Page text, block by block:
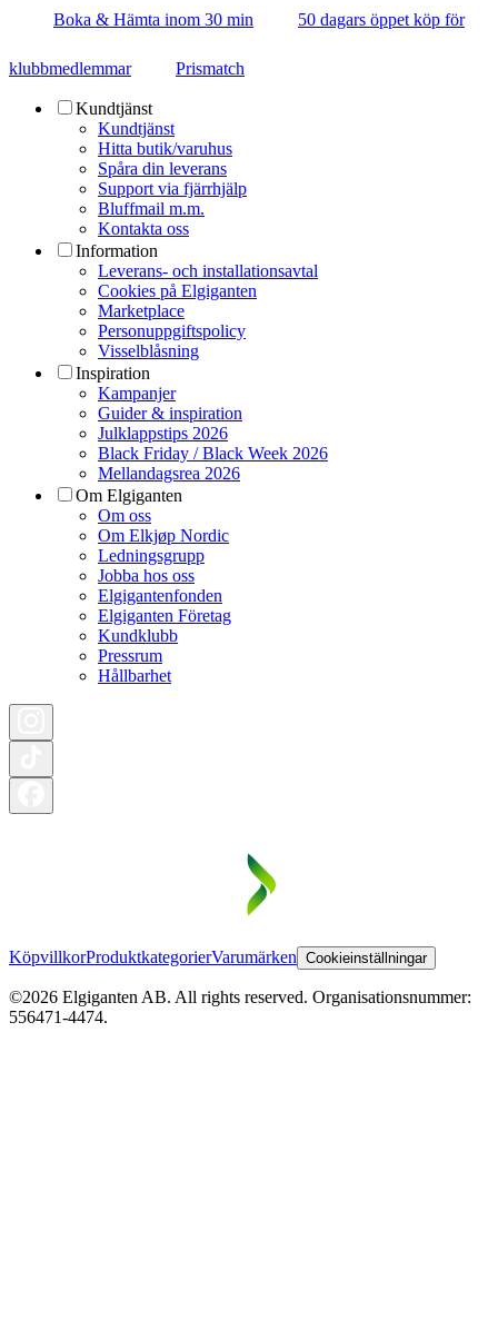
Boka & Hämta inom 30 min 50 dagars öppet köp för
klubbmedlemmar Prismatch
Kundtjänst
Kundtjänst
Hitta butik/varuhus
Spåra din leverans
Support via fjärrhjälp
Bluffmail m.m.
Kontakta oss
Information
Leverans- och installationsavtal
Cookies på Elgiganten
Marketplace
Personuppgiftspolicy
Visselblåsning
Inspiration
Kampanjer
Guider & inspiration
Julklappstips 2026
Black Friday / Black Week 2026
Mellandagsrea 2026
Om Elgiganten
Om oss
Om Elkjøp Nordic
Ledningsgrupp
Jobba hos oss
Elgigantenfonden
Elgiganten Företag
Kundklubb
Pressrum
Hållbarhet
KöpvillkorProduktkategorierVarumärken Cookieinställningar
©2026 Elgiganten AB. All rights reserved. Organisationsnummer:
556471-4474.